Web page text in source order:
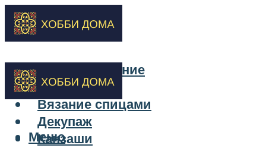
Бисероплетение
Вышивка
Вязание спицами
Декупаж
Канзаши
Меню